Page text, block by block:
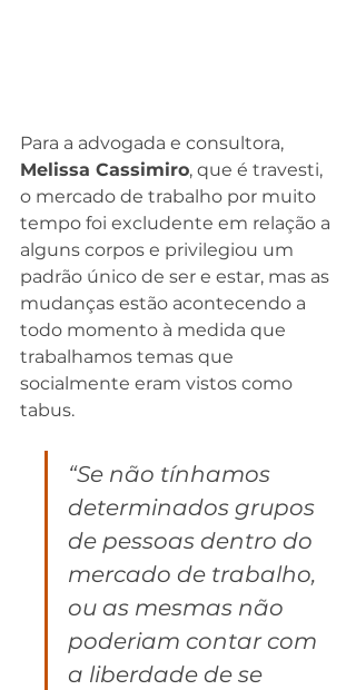
Para a advogada e consultora,
Melissa Cassimiro, que é travesti,
o mercado de trabalho por muito
tempo foi excludente em relação a
alguns corpos e privilegiou um
padrão único de ser e estar, mas as
mudanças estão acontecendo a
todo momento à medida que
trabalhamos temas que
socialmente eram vistos como
tabus.
“Se não tínhamos
determinados grupos
de pessoas dentro do
mercado de trabalho,
ou as mesmas não
poderiam contar com
a liberdade de se